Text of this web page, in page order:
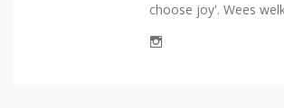
choose joy'. Wees